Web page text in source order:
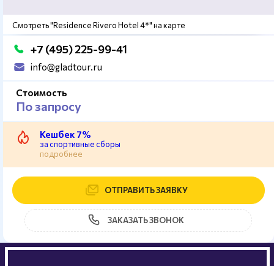
Смотреть "Residence Rivero Hotel 4*" на карте
+7 (495) 225-99-41
info@gladtour.ru
Стоимость
По запросу
Кешбек 7%
за спортивные сборы
подробнее
ОТПРАВИТЬ ЗАЯВКУ
ЗАКАЗАТЬ ЗВОНОК